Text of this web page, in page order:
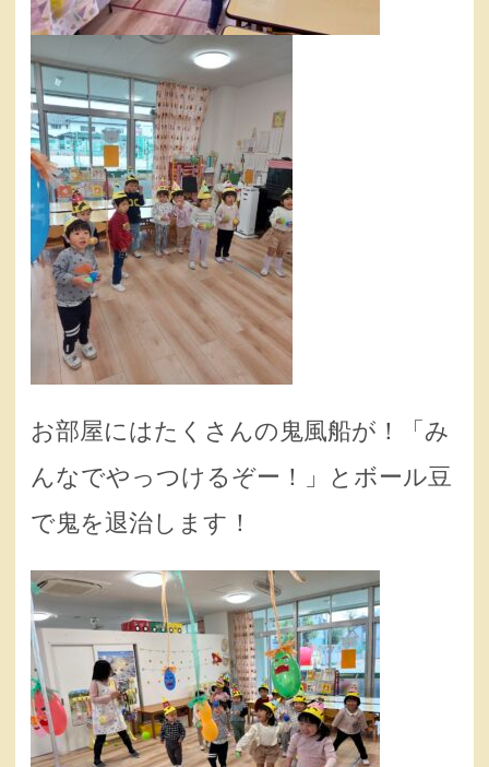
お部屋にはたくさんの鬼風船が！「み
んなでやっつけるぞー！」とボール豆
で鬼を退治します！